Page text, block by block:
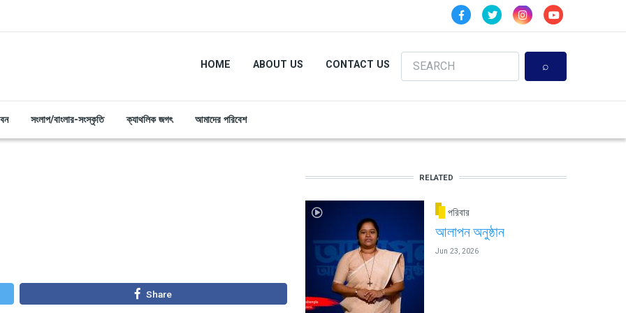
HOME ABOUT US CONTACT US Search
সংলাপ/বাংলার-সংস্কৃতি ক্যাথলিক জগৎ আমাদের পরিবেশ
Share
RELATED
পরিবার
আলাপন অনুষ্ঠান
Jun 23, 2026